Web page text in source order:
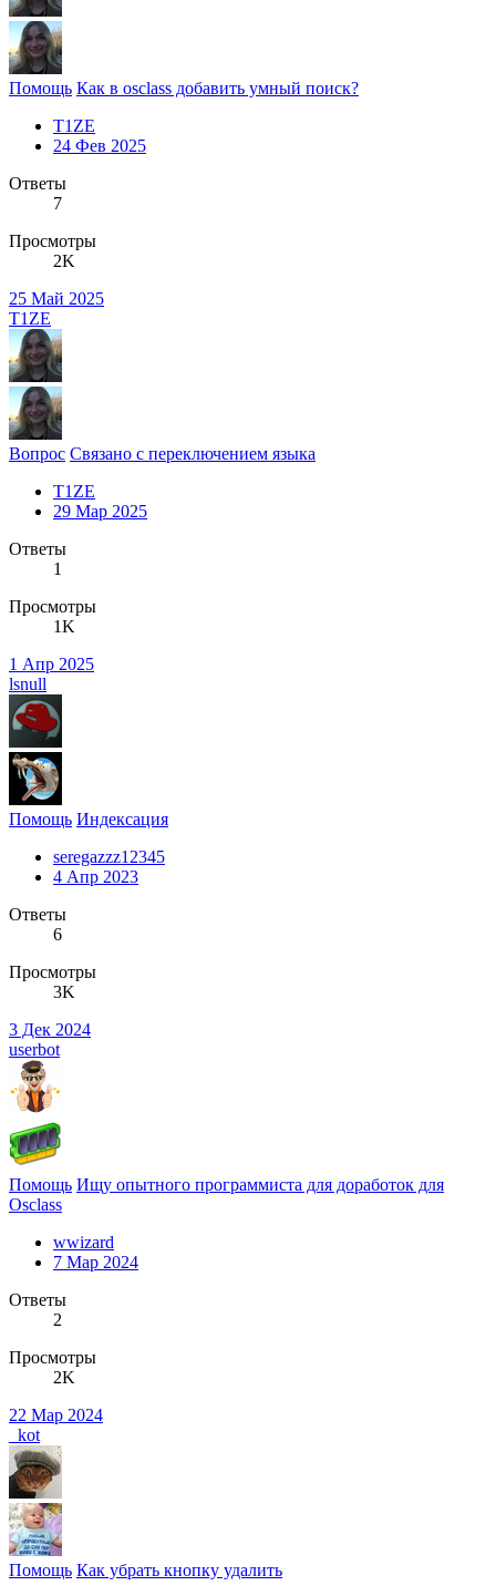
Помощь Как в osclass добавить умный поиск?
T1ZE
24 Фев 2025
Ответы
7
Просмотры
2K
25 Май 2025
T1ZE
Вопрос Связано с переключением языка
T1ZE
29 Мар 2025
Ответы
1
Просмотры
1K
1 Апр 2025
lsnull
Помощь Индексация
seregazzz12345
4 Апр 2023
Ответы
6
Просмотры
3K
3 Дек 2024
userbot
Помощь Ищу опытного программиста для доработок для
Osclass
wwizard
7 Мар 2024
Ответы
2
Просмотры
2K
22 Мар 2024
_kot
Помощь Как убрать кнопку удалить